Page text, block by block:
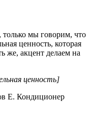
только мы говорим, что
ценность, которая
же, акцент делаем на
ценность]
E. Кондиционер